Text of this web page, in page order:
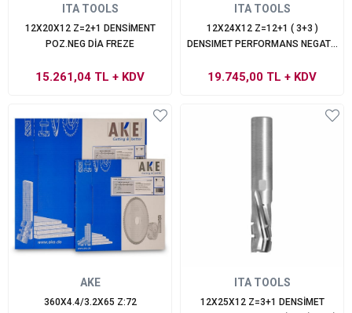
ITA TOOLS
12X20X12 Z=2+1 DENSİMENT
POZ.NEG DİA FREZE
15.261,04 TL + KDV
ITA TOOLS
12X24X12 Z=12+1 ( 3+3 )
DENSIMET PERFORMANS NEGATİF
19.745,00 TL + KDV
AKE
360X4.4/3.2X65 Z:72
ITA TOOLS
12X25X12 Z=3+1 DENSİMET